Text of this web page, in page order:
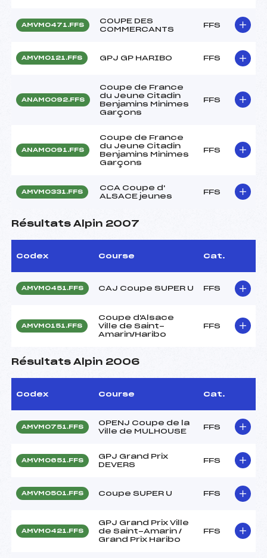
AMVM0471.FFS
COUPE DES
COMMERCANTS
FFS
AMVM0121.FFS GPJ GP HARIBO FFS
ANAM0092.FFS
Coupe de France
du Jeune Citadin
Benjamins Minimes
Garçons
FFS
ANAM0091.FFS
Coupe de France
du Jeune Citadin
Benjamins Minimes
Garçons
FFS
AMVM0331.FFS
CCA Coupe d'
ALSACE jeunes
FFS
Résultats Alpin 2007
Codex Course Cat.
AMVM0451.FFS CAJ Coupe SUPER U FFS
AMVM0151.FFS
Coupe d'Alsace
Ville de Saint-
Amarin/Haribo
FFS
Résultats Alpin 2006
Codex Course Cat.
AMVM0751.FFS
OPENJ Coupe de la
Ville de MULHOUSE
FFS
AMVM0651.FFS
GPJ Grand Prix
DEVERS
FFS
AMVM0501.FFS Coupe SUPER U FFS
AMVM0421.FFS
GPJ Grand Prix Ville
de Saint-Amarin /
Grand Prix Haribo
FFS